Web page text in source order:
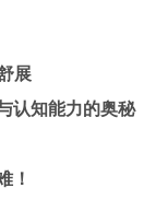
展
认知能力的奥秘
！